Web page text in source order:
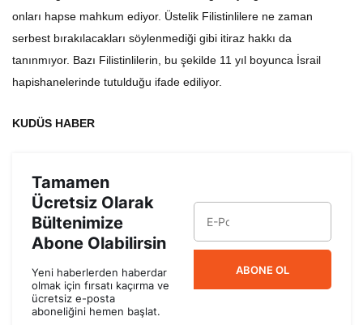
onları hapse mahkum ediyor. Üstelik Filistinlilere ne zaman
serbest bırakılacakları söylenmediği gibi itiraz hakkı da
tanınmıyor. Bazı Filistinlilerin, bu şekilde 11 yıl boyunca İsrail
hapishanelerinde tutulduğu ifade ediliyor.
KUDÜS HABER
Tamamen
Ücretsiz Olarak
Bültenimize
Abone Olabilirsin
Yeni haberlerden haberdar
olmak için fırsatı kaçırma ve
ücretsiz e-posta
aboneliğini hemen başlat.
ABONE OL